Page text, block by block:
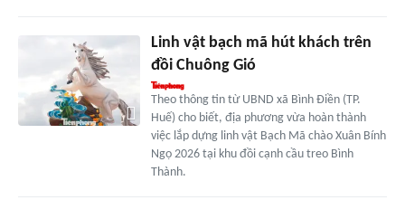
Linh vật bạch mã hút khách trên
đồi Chuông Gió
Theo thông tin từ UBND xã Bình Điền (TP.
Huế) cho biết, địa phương vừa hoàn thành
việc lắp dựng linh vật Bạch Mã chào Xuân Bính
Ngọ 2026 tại khu đồi cạnh cầu treo Bình
Thành.